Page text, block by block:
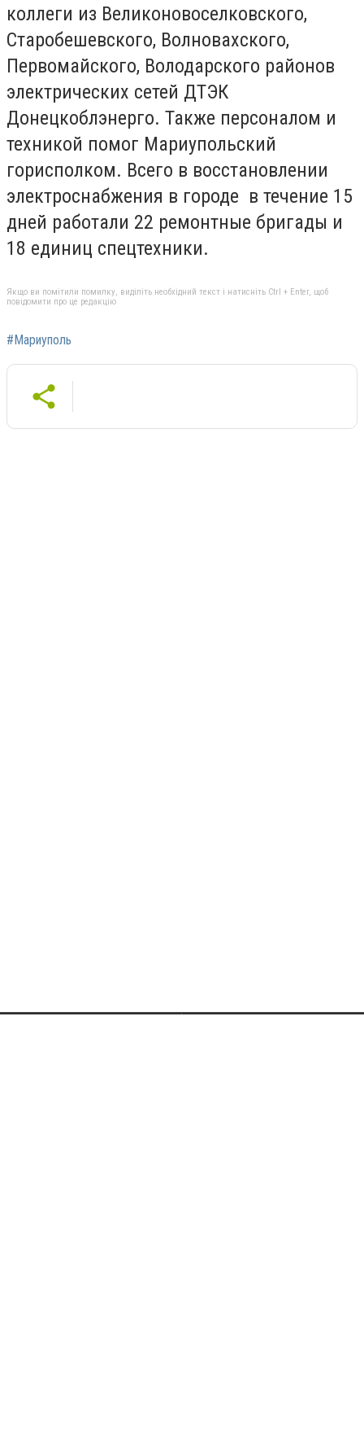
коллеги из Великоновоселковского,
Старобешевского, Волновахского,
Первомайского, Володарского районов
электрических сетей ДТЭК
Донецкоблэнерго. Также персоналом и
техникой помог Мариупольский
горисполком. Всего в восстановлении
электроснабжения в городе в течение 15
дней работали 22 ремонтные бригады и
18 единиц спецтехники.
Якщо ви помітили помилку, виділіть необхідний текст і натисніть Ctrl + Enter, щоб
повідомити про це редакцію
#Мариуполь